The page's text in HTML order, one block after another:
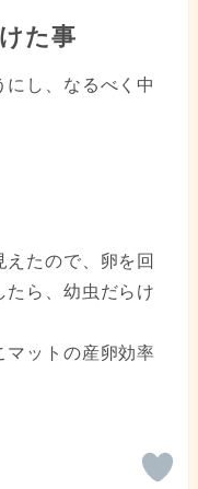
た事
し、なるべく中
たので、卵を回
たら、幼虫だらけ
マットの産卵効率